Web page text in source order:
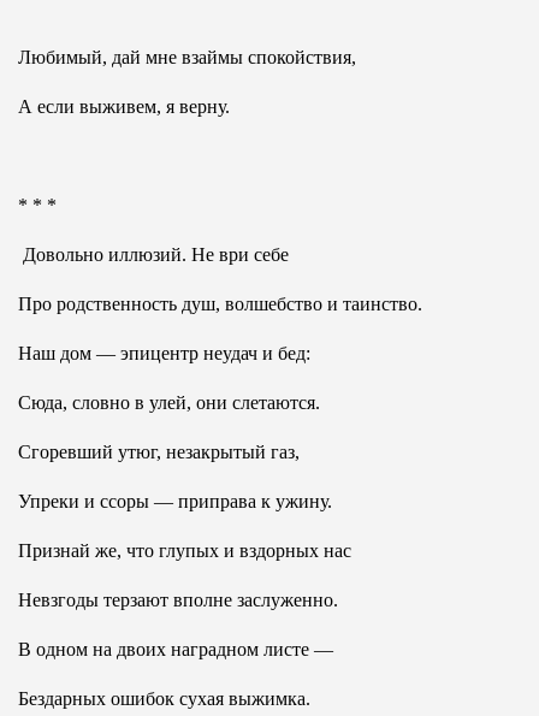
Любимый, дай мне взаймы спокойствия,
А если выживем, я верну.
* * *
Довольно иллюзий. Не ври себе
Про родственность душ, волшебство и таинство.
Наш дом — эпицентр неудач и бед:
Сюда, словно в улей, они слетаются.
Сгоревший утюг, незакрытый газ,
Упреки и ссоры — приправа к ужину.
Признай же, что глупых и вздорных нас
Невзгоды терзают вполне заслуженно.
В одном на двоих наградном листе —
Бездарных ошибок сухая выжимка.